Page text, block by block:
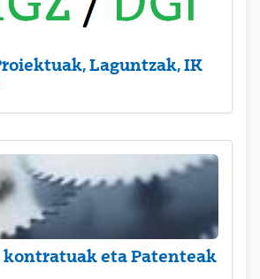
Laguntzak, IK
kontratuak eta Patenteak